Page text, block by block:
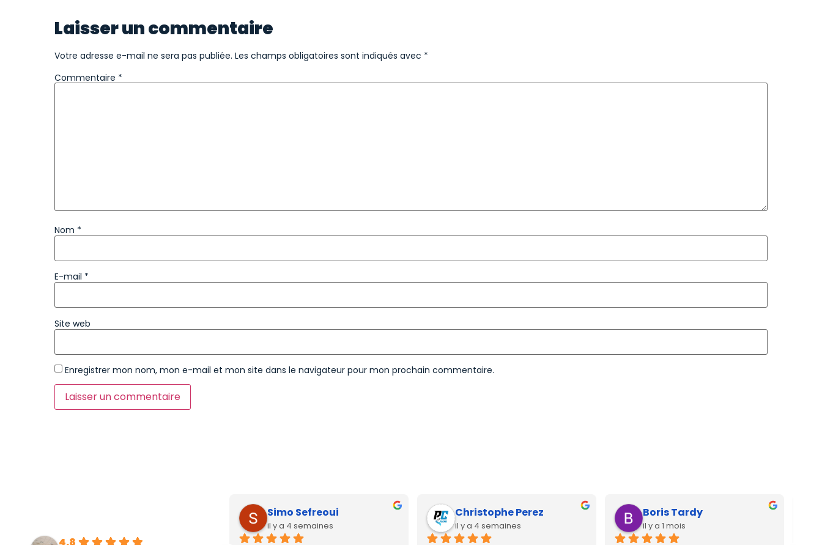
Laisser un commentaire
Votre adresse e-mail ne sera pas publiée. Les champs obligatoires sont indiqués avec *
Commentaire *
Nom *
E-mail *
Site web
Enregistrer mon nom, mon e-mail et mon site dans le navigateur pour mon prochain commentaire.
4.8
Simo Sefreoui
il y a 4 semaines
Christophe Perez
il y a 4 semaines
Boris Tardy
il y a 1 mois